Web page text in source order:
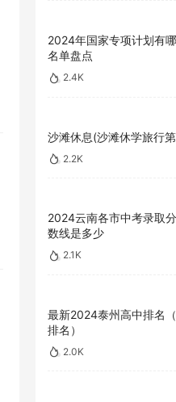
2024年国家专项计划有
名单盘点
2.4K
沙滩休息(沙滩休学旅行
2.2K
2024云南各市中考录取
数线是多少
2.1K
最新2024泰州高中排名
排名）
2.0K